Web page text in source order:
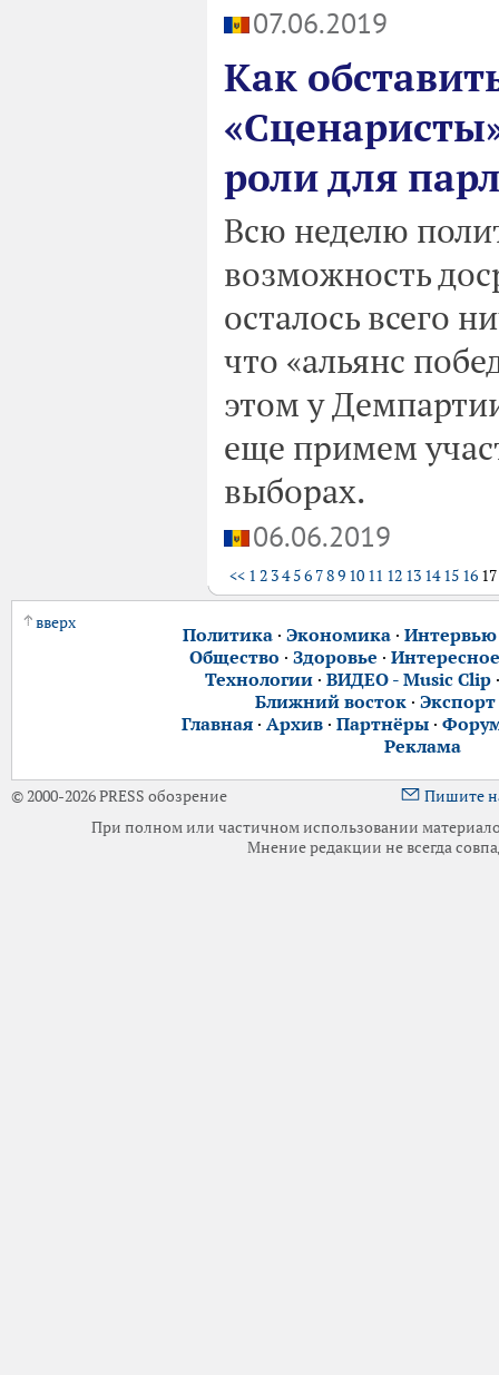
07.06.2019
Как
роли для
Всю неделю
возможность
осталось всего
что «альянс
этом у
еще примем
выборах.
06.06.2019
<< 1 2 34 56 789 10 11 12 13 14 15 16 17
вверх
Политика· Экономика· Интервью
Общество · Здоровье · Интересное
Технологии· ВИДЕО - Music Clip
Ближний восток ·
Главная· Архив· Партнёры·
Реклама
© 2000-2026 PRESS обозрение
Пишите
При полном или частичном использовании
Мнение редакции не всегда